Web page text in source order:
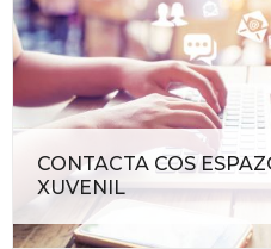
CONTACTA COS
XUVENIL